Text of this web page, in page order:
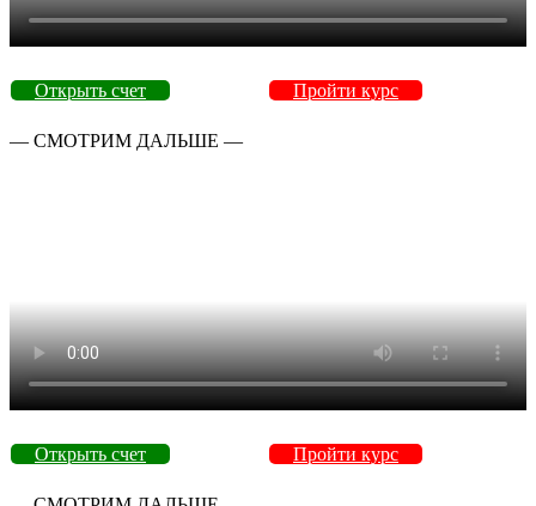
Открыть счет Пройти курс
— СМОТРИМ ДАЛЬШЕ —
Открыть счет Пройти курс